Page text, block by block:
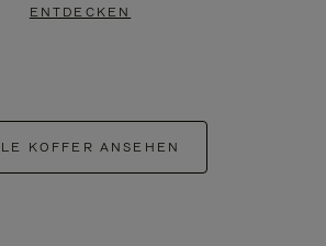
ENTDECKEN
KOFFER ANSEHEN